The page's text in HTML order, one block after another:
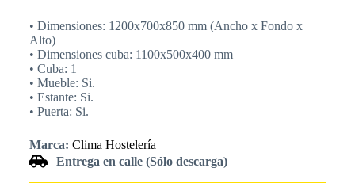
• Dimensiones: 1200x700x850 mm (Ancho x Fondo x
Alto)
• Dimensiones cuba: 1100x500x400 mm
• Cuba: 1
• Mueble: Si.
• Estante: Si.
• Puerta: Si.
Marca: Clima Hostelería
Entrega en calle (Sólo descarga)